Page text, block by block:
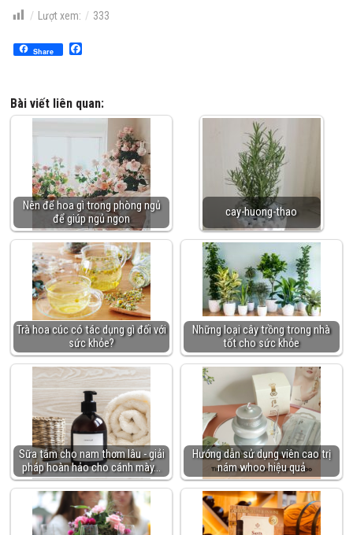
Lượt xem: 333
Share
Bài viết liên quan:
Nên để hoa gì trong phòng ngủ
để giúp ngủ ngon
cay-huong-thao
Trà hoa cúc có tác dụng gì đối với
sức khỏe?
Những loại cây trồng trong nhà
tốt cho sức khỏe
Sữa tắm cho nam thơm lâu - giải
pháp hoàn hảo cho cánh mày…
Hướng dẫn sử dụng viên cao trị
nám whoo hiệu quả